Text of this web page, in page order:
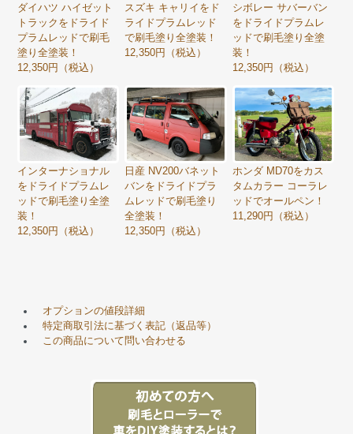
ダイハツ ハイゼット
トラックをドライド
プラムレッドで刷毛
塗り全塗装！
12,350円（税込）
スズキ キャリイをド
ライドプラムレッド
で刷毛塗り全塗装！
12,350円（税込）
シボレー サバーバン
をドライドプラムレ
ッドで刷毛塗り全塗
装！
12,350円（税込）
インターナショナル
をドライドプラムレ
ッドで刷毛塗り全塗
装！
12,350円（税込）
日産 NV200バネット
バンをドライドプラ
ムレッドで刷毛塗り
全塗装！
12,350円（税込）
ホンダ MD70をカス
タムカラー コーラレ
ッドでオールペン！
11,290円（税込）
オプションの値段詳細
特定商取引法に基づく表記（返品等）
この商品について問い合わせる